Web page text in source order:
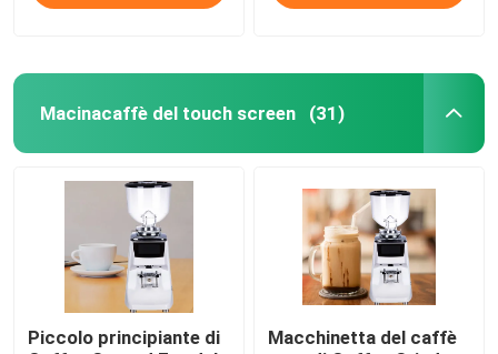
Macinacaffè del touch screen (31)
Piccolo principiante di
Macchinetta del caffè